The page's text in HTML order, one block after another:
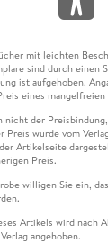
mit leichten
sind durch einen
ist aufgehoben.
eines mangelfreien
nicht der
Preis wurde vom
Artikelseite
Preis.
willigen Sie ein,
Artikels wird nach
angehoben.